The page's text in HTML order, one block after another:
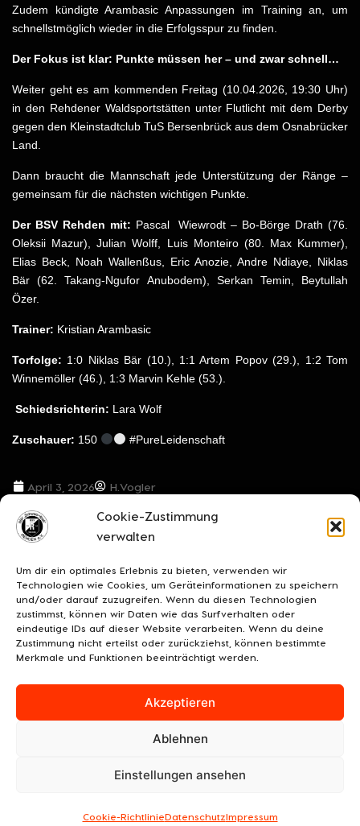
Cookie-Zustimmung
verwalten
Um dir ein optimales Erlebnis zu bieten, verwenden wir
Technologien wie Cookies, um Geräteinformationen zu speichern
und/oder darauf zuzugreifen. Wenn du diesen Technologien
zustimmst, können wir Daten wie das Surfverhalten oder
eindeutige IDs auf dieser Website verarbeiten. Wenn du deine
Zustimmung nicht erteilst oder zurückziehst, können bestimmte
Merkmale und Funktionen beeinträchtigt werden.
Akzeptieren
Ablehnen
Einstellungen ansehen
Cookie-RichtlinieDatenschutzImpressum
Zudem kündigte Arambasic Anpassungen im Training an, um
schnellstmöglich wieder in die Erfolgsspur zu finden.
Der Fokus ist klar: Punkte müssen her – und zwar schnell…
Weiter geht es am kommenden Freitag (10.04.2026, 19:30 Uhr)
in den Rehdener Waldsportstätten unter Flutlicht mit dem Derby
gegen den Kleinstadtclub TuS Bersenbrück aus dem Osnabrücker
Land.
Dann braucht die Mannschaft jede Unterstützung der Ränge –
gemeinsam für die nächsten wichtigen Punkte.
Der BSV Rehden mit: Pascal Wiewrodt – Bo-Börge Drath (76.
Oleksii Mazur), Julian Wolff, Luis Monteiro (80. Max Kummer),
Elias Beck, Noah Wallenßus, Eric Anozie, Andre Ndiaye, Niklas
Bär (62. Takang-Ngufor Anubodem), Serkan Temin, Beytullah
Özer.
Trainer: Kristian Arambasic
Torfolge: 1:0 Niklas Bär (10.), 1:1 Artem Popov (29.), 1:2 Tom
Winnemöller (46.), 1:3 Marvin Kehle (53.).
Schiedsrichterin: Lara Wolf
Zuschauer: 150 #PureLeidenschaft
April 3, 2026 H.Vogler
VORIGER BEITRAG NÄCHSTER BEITRAG
UNSERE SPONSOREN KONTAKT
DATENSCHUTZ/COOKIES COOKIE-RICHTLINIE (EU)